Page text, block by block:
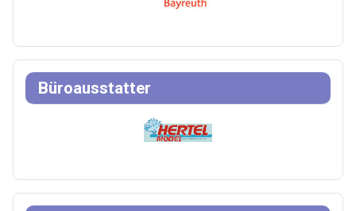
Büroausstatter